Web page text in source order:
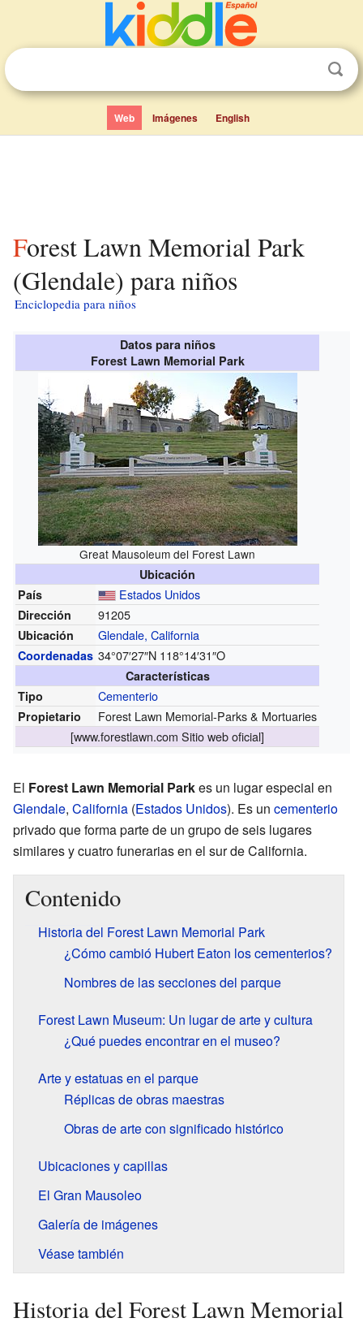
Web Imágenes English
Forest Lawn Memorial Park
(Glendale) para niños
Enciclopedia para niños
Datos para niños
Forest Lawn Memorial Park
Great Mausoleum del Forest Lawn
Ubicación
País
Estados Unidos
Dirección 91205
Ubicación Glendale, California
Coordenadas 34°07′27″N 118°14′31″O
Características
Tipo
Cementerio
Propietario
Forest Lawn Memorial-Parks & Mortuaries
[www.forestlawn.com Sitio web oficial]
El Forest Lawn Memorial Parkes un lugar especial en
Glendale, California (Estados Unidos). Es un cementerio
privado que forma parte de un grupo de seis lugares
similares y cuatro funerarias en el sur de California.
Contenido
Historia del Forest Lawn Memorial Park
¿Cómo cambió Hubert Eaton los cementerios?
Nombres de las secciones del parque
Forest Lawn Museum: Un lugar de arte y cultura
¿Qué puedes encontrar en el museo?
Arte y estatuas en el parque
Réplicas de obras maestras
Obras de arte con significado histórico
Ubicaciones y capillas
El Gran Mausoleo
Galería de imágenes
Véase también
Historia del Forest Lawn Memorial